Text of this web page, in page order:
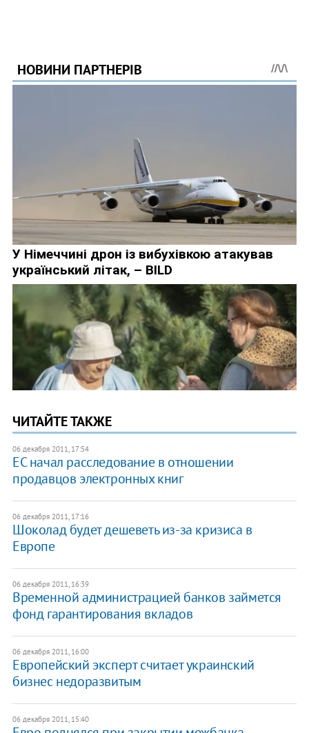
ЧИТАЙТЕ ТАКЖЕ
06 декабря 2011, 17:54
ЕС начал расследование в отношении
продавцов электронных книг
06 декабря 2011, 17:16
​Шоколад будет дешеветь из-за кризиса в
Европе
06 декабря 2011, 16:39
Временной администрацией банков займется
фонд гарантирования вкладов
06 декабря 2011, 16:00
Европейский эксперт считает украинский
бизнес недоразвитым
06 декабря 2011, 15:40